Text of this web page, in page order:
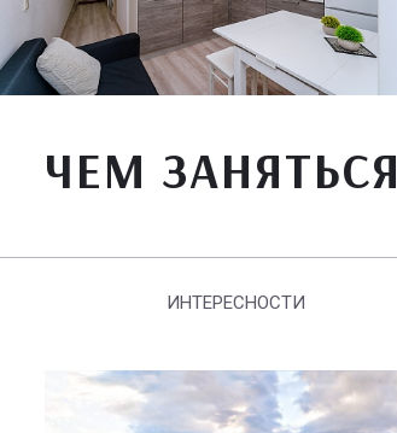
ЧЕМ ЗАНЯТЬСЯ
ИНТЕРЕСНОСТИ